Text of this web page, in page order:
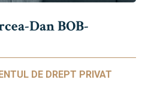
Dan BOB-
DE DREPT PRIVAT